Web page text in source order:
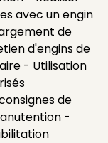
avec un engin
de
d'engins de
- Utilisation
de
-